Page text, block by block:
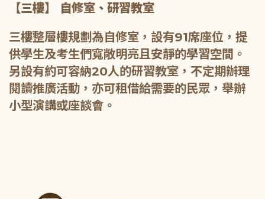
【三樓】 自修室、研習教室
三樓整層樓規劃為自修室，設有91席座位，提
供學生及考生們寬敞明亮且安靜的學習空間。
另設有約可容納20人的研習教室，不定期辦理
閱讀推廣活動，亦可租借給需要的民眾，舉辦
小型演講或座談會。